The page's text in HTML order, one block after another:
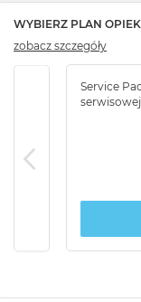
WYBIERZ PLAN
Service
zobacz szczegóły